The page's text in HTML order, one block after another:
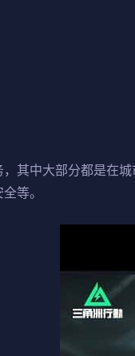
其中大部分都是在
等。